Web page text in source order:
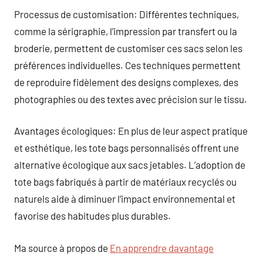
Processus de customisation: Différentes techniques,
comme la sérigraphie, l’impression par transfert ou la
broderie, permettent de customiser ces sacs selon les
préférences individuelles. Ces techniques permettent
de reproduire fidèlement des designs complexes, des
photographies ou des textes avec précision sur le tissu.
Avantages écologiques: En plus de leur aspect pratique
et esthétique, les tote bags personnalisés offrent une
alternative écologique aux sacs jetables. L’adoption de
tote bags fabriqués à partir de matériaux recyclés ou
naturels aide à diminuer l’impact environnemental et
favorise des habitudes plus durables.
Ma source à propos de En apprendre davantage